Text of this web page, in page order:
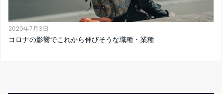
2020年7月3日
コロナの影響でこれから伸びそうな職種・業種